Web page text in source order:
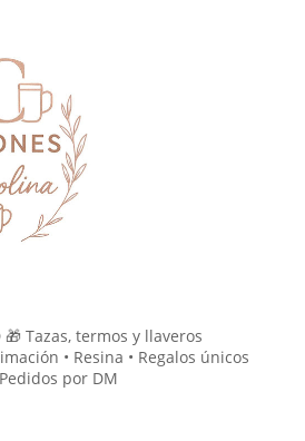
🎁 Tazas, termos y llaveros
• Resina • Regalos únicos
por DM